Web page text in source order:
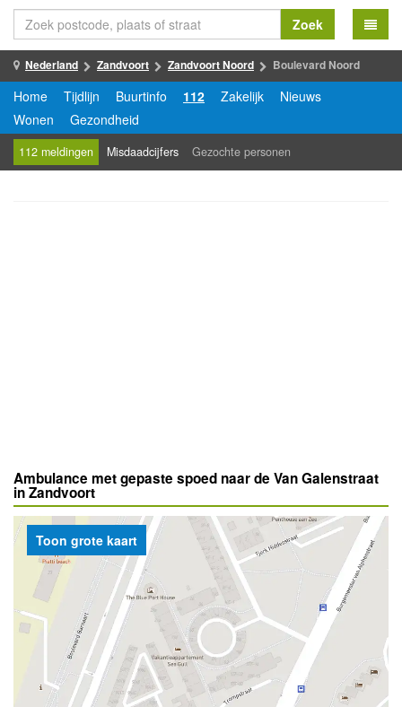
Zoek
Nederland Zandvoort Zandvoort Noord Boulevard Noord
Home Tijdlijn Buurtinfo 112 Zakelijk
Nieuws
Wonen
Gezondheid
112 meldingen Misdaadcijfers Gezochte personen
Ambulance met gepaste spoed naar de Van Galenstraat
in Zandvoort
Toon grote kaart